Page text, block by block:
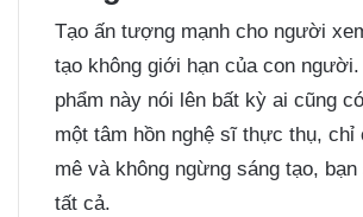
Tạo ấn tượng mạnh cho người
tạo không giới hạn của con
phẩm này nói lên bất kỳ ai cũng
một tâm hồn nghệ sĩ thực thụ, chỉ
mê và không ngừng sáng tạo,
tất cả.